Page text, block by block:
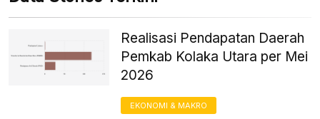
Realisasi Pendapatan Daerah
Pemkab Kolaka Utara per Mei
2026
EKONOMI & MAKRO